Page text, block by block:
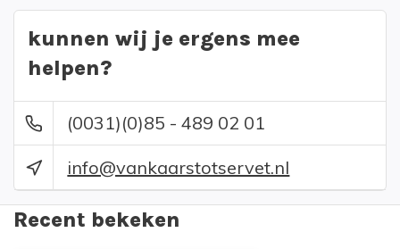
kunnen wij je ergens mee
helpen?
(0031)(0)85 - 489 02 01
info@vankaarstotservet.nl
Recent bekeken